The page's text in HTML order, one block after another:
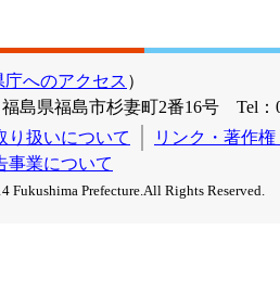
庁へのアクセス ）
島県福島市杉妻町2番16号 Tel：
り扱いについて
リンク・著作
事業について
Fukushima Prefecture.All Rights Reserved.